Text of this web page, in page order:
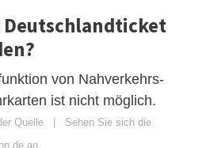
von Nahverkehrs-
ist nicht möglich.
Quelle | Sehen Sie sich die
an